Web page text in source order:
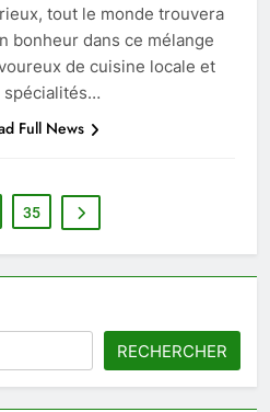
tout le monde trouvera
bonheur dans ce mélange
de cuisine locale et
spécialités…
Full News
35
RECHERCHER